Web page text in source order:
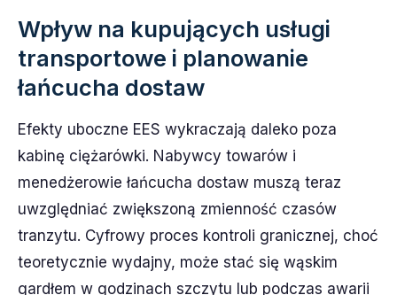
Wpływ na kupujących usługi
transportowe i planowanie
łańcucha dostaw
Efekty uboczne EES wykraczają daleko poza
kabinę ciężarówki. Nabywcy towarów i
menedżerowie łańcucha dostaw muszą teraz
uwzględniać zwiększoną zmienność czasów
tranzytu. Cyfrowy proces kontroli granicznej, choć
teoretycznie wydajny, może stać się wąskim
gardłem w godzinach szczytu lub podczas awarii